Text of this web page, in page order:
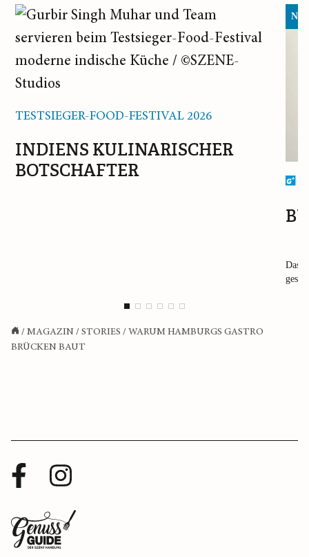
TESTSIEGER-FOOD-FESTIVAL 2026
INDIENS KULINARISCHER
BOTSCHAFTER
Das
/ MAGAZIN/ STORIES / WARUM HAMBURGS GASTRO
BRÜCKEN BAUT
Facebook
Profil
Instagram
Zurück
zur